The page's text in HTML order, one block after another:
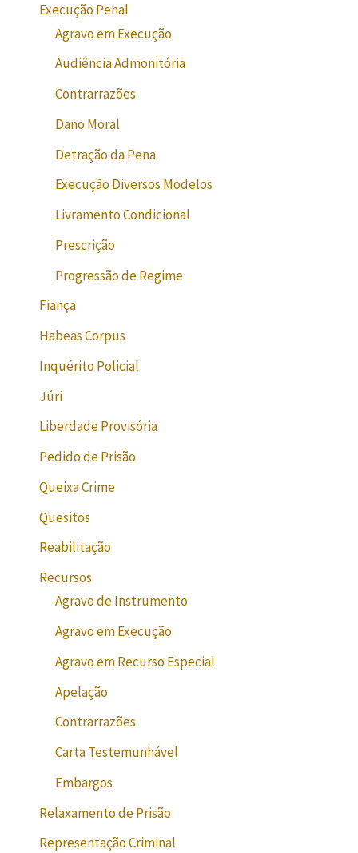
Execução Penal
Agravo em Execução
Audiência Admonitória
Contrarrazões
Dano Moral
Detração da Pena
Execução Diversos Modelos
Livramento Condicional
Prescrição
Progressão de Regime
Fiança
Habeas Corpus
Inquérito Policial
Júri
Liberdade Provisória
Pedido de Prisão
Queixa Crime
Quesitos
Reabilitação
Recursos
Agravo de Instrumento
Agravo em Execução
Agravo em Recurso Especial
Apelação
Contrarrazões
Carta Testemunhável
Embargos
Relaxamento de Prisão
Representação Criminal